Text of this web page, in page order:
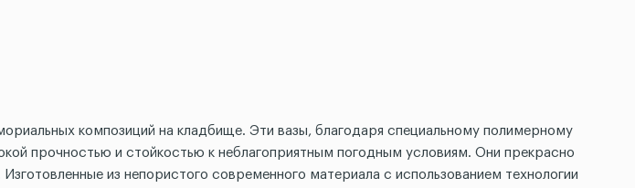
композиций на кладбище. Эти вазы, благодаря специальному полимерному
прочностью и стойкостью к неблагоприятным погодным условиям. Они прекрасно
из непористого современного материала с использованием технологии